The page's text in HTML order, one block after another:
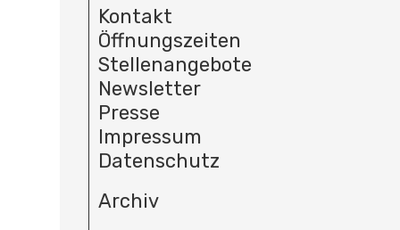
Kontakt
Öffnungszeiten
Stellenangebote
Newsletter
Presse
Impressum
Datenschutz
Archiv